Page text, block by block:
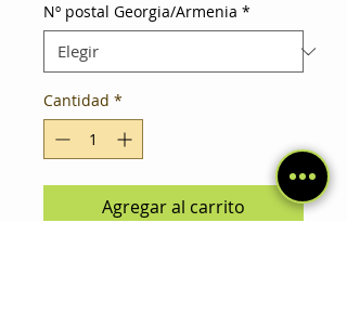
Nº postal Georgia/Armenia *
Cantidad *
Agregar al carrito